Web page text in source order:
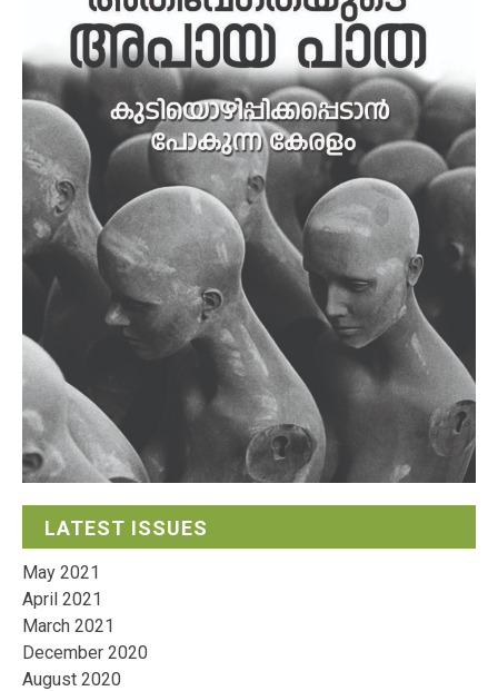
LATEST ISSUES
May 2021
April 2021
March 2021
December 2020
August 2020